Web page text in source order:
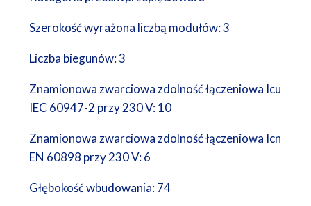
Szerokość wyrażona liczbą modułów: 3
Liczba biegunów: 3
Znamionowa zwarciowa zdolność łączeniowa Icu
IEC 60947-2 przy 230 V: 10
Znamionowa zwarciowa zdolność łączeniowa Icn
EN 60898 przy 230 V: 6
Głębokość wbudowania: 74